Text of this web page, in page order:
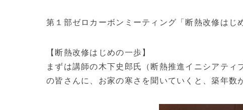
第１部ゼロカーボンミーティング「断熱改修はじ
【断熱改修はじめの一歩】
まずは講師の木下史郎氏（断熱推進イニシアテ
の皆さんに、お家の寒さを聞いていくと、築年